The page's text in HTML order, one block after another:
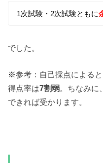
1次試験・2次試験ともに
でした。
※参考：自己採点による
得点率は7割弱。ちなみに
できれば受かります。